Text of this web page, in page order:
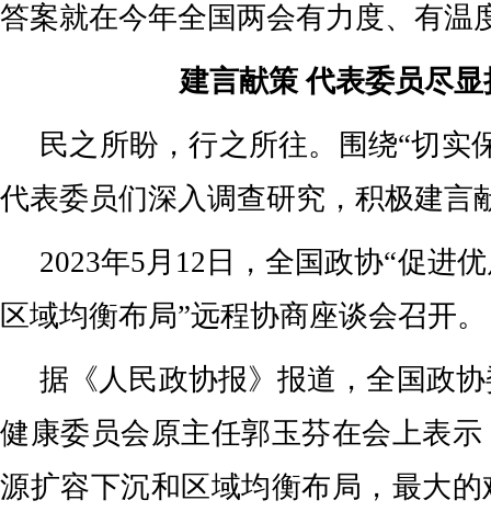
答案就在今年全国两会有力度、有温
建言献策 代表委员尽显
民之所盼，行之所往。围绕“切实
代表委员们深入调查研究，积极建言
2023年5月12日，全国政协“促进
区域均衡布局”远程协商座谈会召开。
据《人民政协报》报道，全国政
健康委员会原主任郭玉芬在会上表
源扩容下沉和区域均衡布局，最大